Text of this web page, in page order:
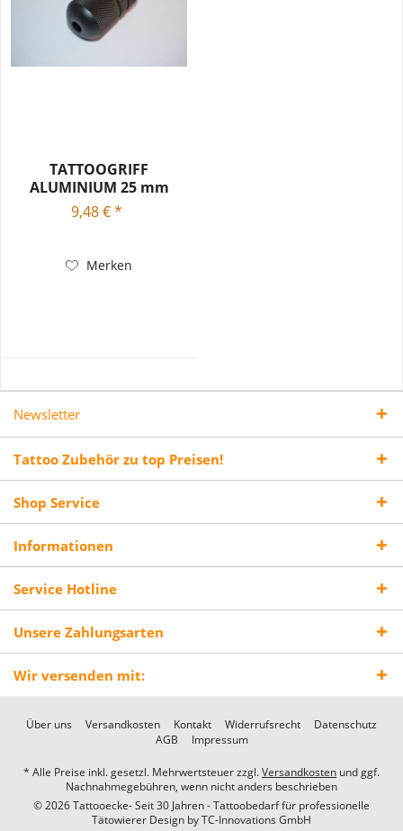
TATTOOGRIFF
ALUMINIUM 25 mm
9,48 € *
Merken
Newsletter
Tattoo Zubehör zu top Preisen!
Shop Service
Informationen
Service Hotline
Unsere Zahlungsarten
Wir versenden mit:
Über uns Versandkosten Kontakt Widerrufsrecht
Datenschutz
AGB
Impressum
* Alle Preise inkl. gesetzl. Mehrwertsteuer zzgl.Versandkosten und ggf.
Nachnahmegebühren, wenn nicht anders beschrieben
© 2026 Tattooecke- Seit 30 Jahren - Tattoobedarf für professionelle
Tätowierer Design byTC-Innovations GmbH